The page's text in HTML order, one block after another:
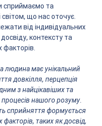
сприймаємо та
світом, що нас оточує.
від індивідуальних
контексту та
факторів.
людина має унікальний
довкілля, перцепція
з найцікавіших та
нашого розуму.
сприйняття формується
таких як досвід,